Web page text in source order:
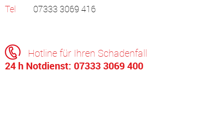
Tel
07333 3069 416
Hotline für Ihren Schadenfall
24 h Notdienst: 07333 3069 400